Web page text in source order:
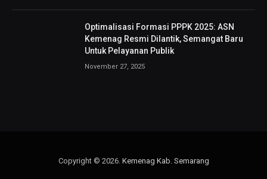
Optimalisasi Formasi PPPK 2025: ASN
Kemenag Resmi Dilantik, Semangat Baru
Untuk Pelayanan Publik
November 27, 2025
Copyright © 2026. Kemenag Kab. Semarang